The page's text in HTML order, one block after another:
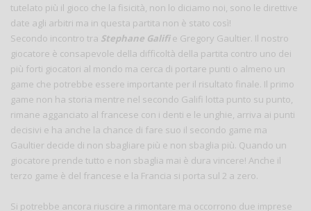
tutelato più il gioco che la fisicità, non lo diciamo noi, sono le direttive
date agli arbitri ma in questa partita non è stato così!
Secondo incontro tra Stephane Galifie Gregory Gaultier. Il nostro
giocatore è consapevole della difficoltà della partita contro uno dei
più forti giocatori al mondo ma cerca di portare punti o almeno un
game che potrebbe essere importante per il risultato finale. Il primo
game non ha storia mentre nel secondo Galifi lotta punto su punto,
rimane agganciato al francese con i denti e le unghie, arriva ai punti
decisivi e ha anche la chance di fare suo il secondo game ma
Gaultier decide di non sbagliare più e non sbaglia più. Quando un
giocatore prende tutto e non sbaglia mai è dura vincere! Anche il
terzo game è del francese e la Francia si porta sul 2 a zero.
Si potrebbe ancora riuscire a rimontare ma occorrono due imprese